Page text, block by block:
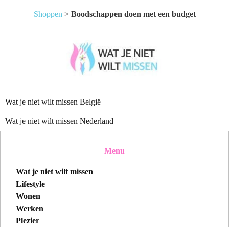
Shoppen > Boodschappen doen met een budget
Wat je niet wilt missen België
Wat je niet wilt missen Nederland
Menu
Wat je niet wilt missen
Lifestyle
Wonen
Werken
Plezier